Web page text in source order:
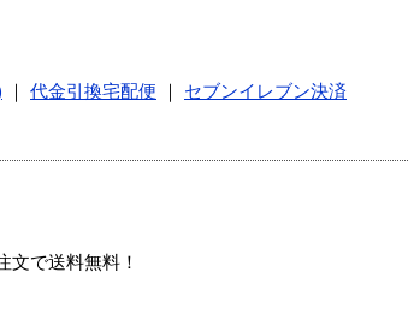
代金引換宅配便
セブンイレブン決済
で送料無料！